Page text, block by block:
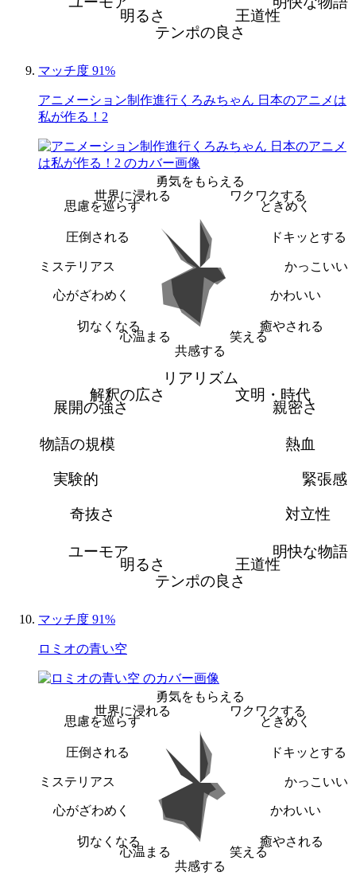
王道性
テンポの良さ
明るさ
マッチ度 91%
アニメーション制作進行くろみちゃん 日本のアニメは
私が作る！2
勇気をもらえる
ワクワクする
ときめく
ドキッとする
かっこいい
かわいい
癒やされる
笑える
共感する
心温まる
切なくなる
心がざわめく
ミステリアス
圧倒される
思慮を巡らす
世界に浸れる
リアリズム
文明・時代
親密さ
熱血
緊張感
対立性
明快な物語
王道性
テンポの良さ
明るさ
ユーモア
奇抜さ
実験的
物語の規模
展開の強さ
解釈の広さ
マッチ度 91%
ロミオの青い空
勇気をもらえる
ワクワクする
ときめく
ドキッとする
かっこいい
かわいい
癒やされる
笑える
共感する
心温まる
切なくなる
心がざわめく
ミステリアス
圧倒される
思慮を巡らす
世界に浸れる